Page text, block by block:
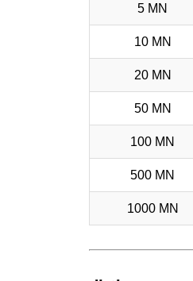
5 MN
10 MN
20 MN
50 MN
100 MN
500 MN
1000 MN